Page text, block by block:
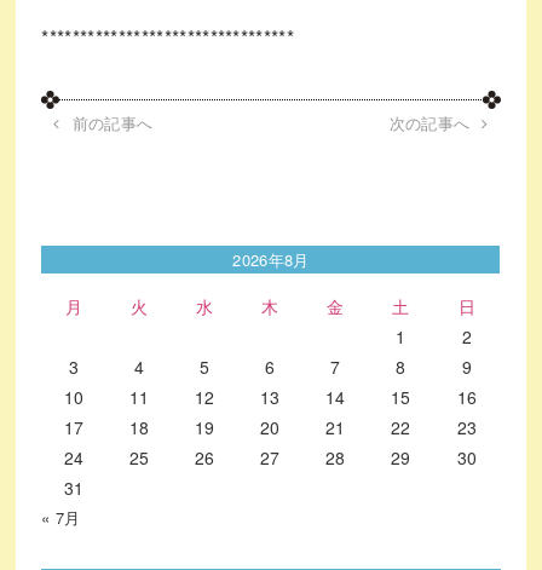
*********************************
前の記事へ 次の記事へ
2026年8月
月 火 水 木 金 土
日
1
2
3
4 5 6 7 8
9
10
11 12 13 14 15
16
17
18 19 20 21 22
23
24
25 26 27 28 29
30
31
« 7月